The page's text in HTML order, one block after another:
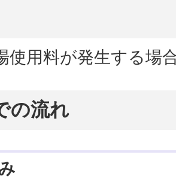
使用料が発生する場
の流れ